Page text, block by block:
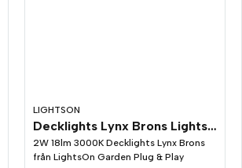
LIGHTSON
Decklights Lynx Brons LightsOn Garden Plug & Play
2W 18lm 3000K Decklights Lynx Brons
från LightsOn Garden Plug & Play